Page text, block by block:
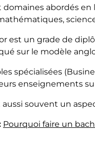
domaines abordés
est un grade de
sur le modèle
spécialisées
enseignements
aussi souvent un
Pourquoi faire un